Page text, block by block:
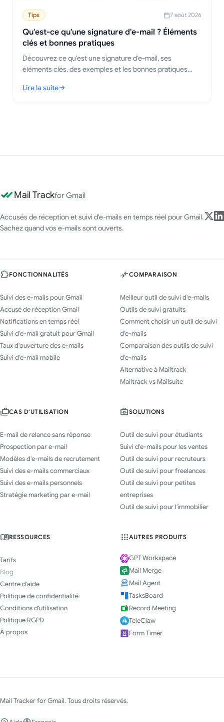
Tips 7 août 2026
Qu'est-ce qu'une signature d'e-mail ? Éléments
clés et bonnes pratiques
Découvrez ce qu'est une signature d'e-mail, ses
éléments clés, des exemples et les bonnes pratiques
Lire la suite
: Qu'est-ce qu'une signature d'e-mail ? Éléments clés et
Mail Trackfor Gmail
Accusés de réception et suivi d'e-mails en temps réel pour Gmail.
Sachez quand vos e-mails sont ouverts.
FONCTIONNALITÉS
Suivi des e-mails pour Gmail
Accusé de réception Gmail
Notifications en temps réel
Suivi d'e-mail gratuit pour Gmail
Taux d'ouverture des e-mails
Suivi d'e-mail mobile
COMPARAISON
Meilleur outil de suivi d'e-mails
Outils de suivi gratuits
Comment choisir un outil de suivi
d'e-mails
Comparaison des outils de suivi
d'e-mails
Alternative à Mailtrack
Mailtrack vs Mailsuite
CAS D'UTILISATION
E-mail de relance sans réponse
Prospection par e-mail
Modèles d'e-mails de recrutement
Suivi des e-mails commerciaux
Suivi des e-mails personnels
Stratégie marketing par e-mail
SOLUTIONS
Outil de suivi pour étudiants
Suivi d'e-mails pour les ventes
Outil de suivi pour recruteurs
Outil de suivi pour freelances
Outil de suivi pour petites
entreprises
Outil de suivi pour l'immobilier
RESSOURCES
Tarifs
Blog
Centre d'aide
Politique de confidentialité
Conditions d'utilisation
Politique RGPD
À propos
AUTRES PRODUITS
GPT Workspace
Mail Merge
Mail Agent
TasksBoard
Record Meeting
TeleClaw
Form Timer
Mail Tracker for Gmail. Tous droits réservés.